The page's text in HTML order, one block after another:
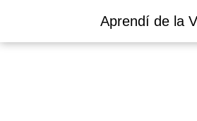
Aprendí de la